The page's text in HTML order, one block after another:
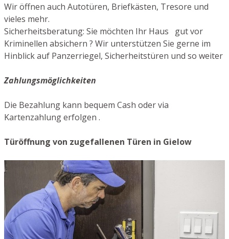
Wir öffnen auch Autotüren, Briefkästen, Tresore und
vieles mehr.
Sicherheitsberatung: Sie möchten Ihr Haus gut vor
Kriminellen absichern ? Wir unterstützen Sie gerne im
Hinblick auf Panzerriegel, Sicherheitstüren und so weiter
Zahlungsmöglichkeiten
Die Bezahlung kann bequem Cash oder via
Kartenzahlung erfolgen .
Türöffnung von zugefallenen Türen in Gielow